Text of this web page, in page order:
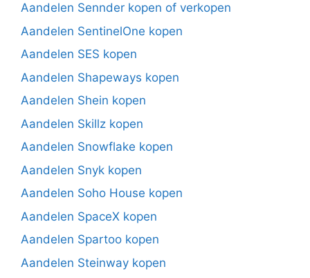
Aandelen Sennder kopen of verkopen
Aandelen SentinelOne kopen
Aandelen SES kopen
Aandelen Shapeways kopen
Aandelen Shein kopen
Aandelen Skillz kopen
Aandelen Snowflake kopen
Aandelen Snyk kopen
Aandelen Soho House kopen
Aandelen SpaceX kopen
Aandelen Spartoo kopen
Aandelen Steinway kopen